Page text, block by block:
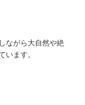
ながら大自然や絶
います。